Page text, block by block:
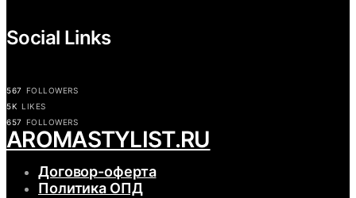
Social Links
567 FOLLOWERS
5K LIKES
657 FOLLOWERS
АROMASTYLIST.RU
Договор-оферта
Политика ОПД